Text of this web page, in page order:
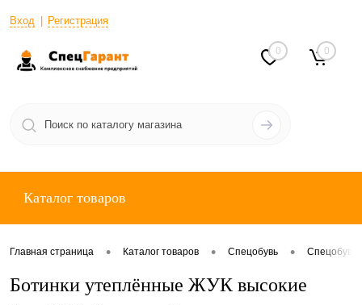
Вход Регистрация
0 0
Каталог товаров
Главная страница • Каталог товаров • Спецобувь • Спецобувь
Ботинки утеплённые ЖУК высокие